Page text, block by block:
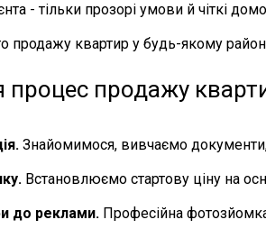
- тільки прозорі умови й чіткі
продажу квартир у будь-якому
процес продажу
Знайомимося, вивчаємо
Встановлюємо стартову ціну на
до реклами. Професійна